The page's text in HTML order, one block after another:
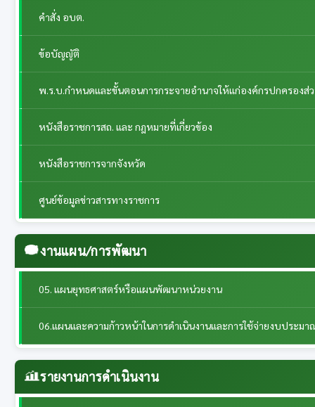
คำสั่ง อบต.
ข้อบัญญัติ
พ.ร.บ.กำหนดและขั้นตอนการกระจายอำนาจให้แก่องค์กรปกครอง
หนังสือราชการสถ. และ กฎหมายที่เกี่ยวข้อง
หนังสือราชการจากจังหวัด
ศูนย์ข้อมูลข่าวสารทางราชการ
งานแผน/การพัฒนา
05. แผนยุทธศาสตร์หรือแผนพัฒนาหน่วยงาน
06.แผนและความก้าวหน้าในการดำเนินงานและการใช้จ่ายงบประมา
รายงานการดำเนินงาน